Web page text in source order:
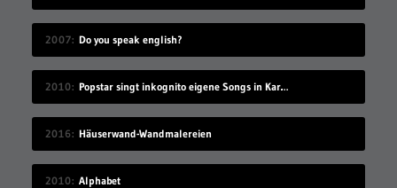
2007 Do you speak english?
2010 Popstar singt inkognito eigene Songs in Karaokebar
2016 Häuserwand-Wandmalereien
2010 Alphabet